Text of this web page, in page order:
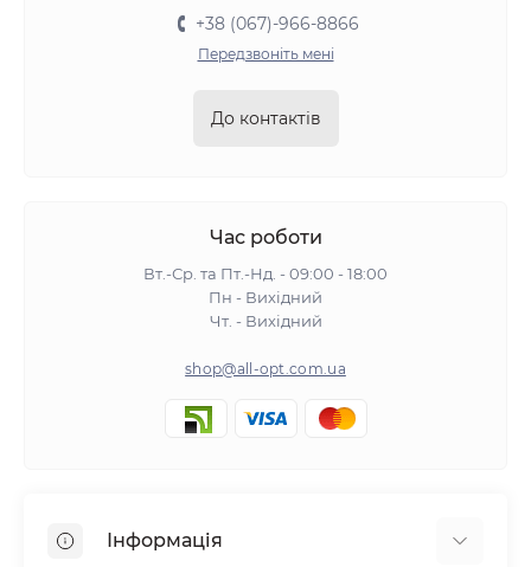
+38 (067)-966-8866
Передзвоніть мені
До контактів
Час роботи
Вт.-Ср. та Пт.-Нд. - 09:00 - 18:00
Пн - Вихідний
Чт. - Вихідний
shop@all-opt.com.ua
Інформація